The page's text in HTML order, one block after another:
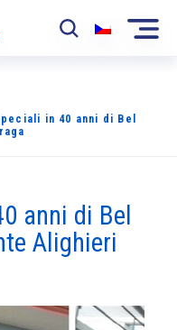
in 40 anni di Bel
anni di Bel
Alighieri